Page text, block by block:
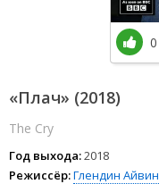
«Плач» (2018)
The Cry
Год выхода:2018
Режиссёр:Глендин Айвин
0